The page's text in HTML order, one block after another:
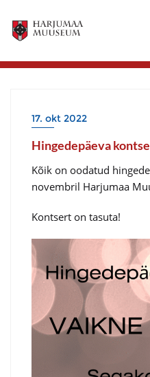
17. okt 2022
Hingedepäeva
Kõik on oodatud
novembril Harjumaa
Kontsert on tasuta!